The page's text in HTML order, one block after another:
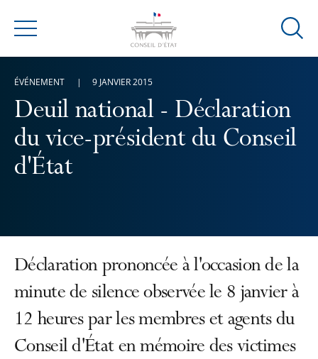
Menu
Ouvrir
Deuil national - Déclaration
du vice-président du Conseil
d'État
ÉVÉNEMENT 9 JANVIER 2015
Déclaration prononcée à l'occasion de la
minute de silence observée le 8 janvier à
12 heures par les membres et agents du
Conseil d'État en mémoire des victimes